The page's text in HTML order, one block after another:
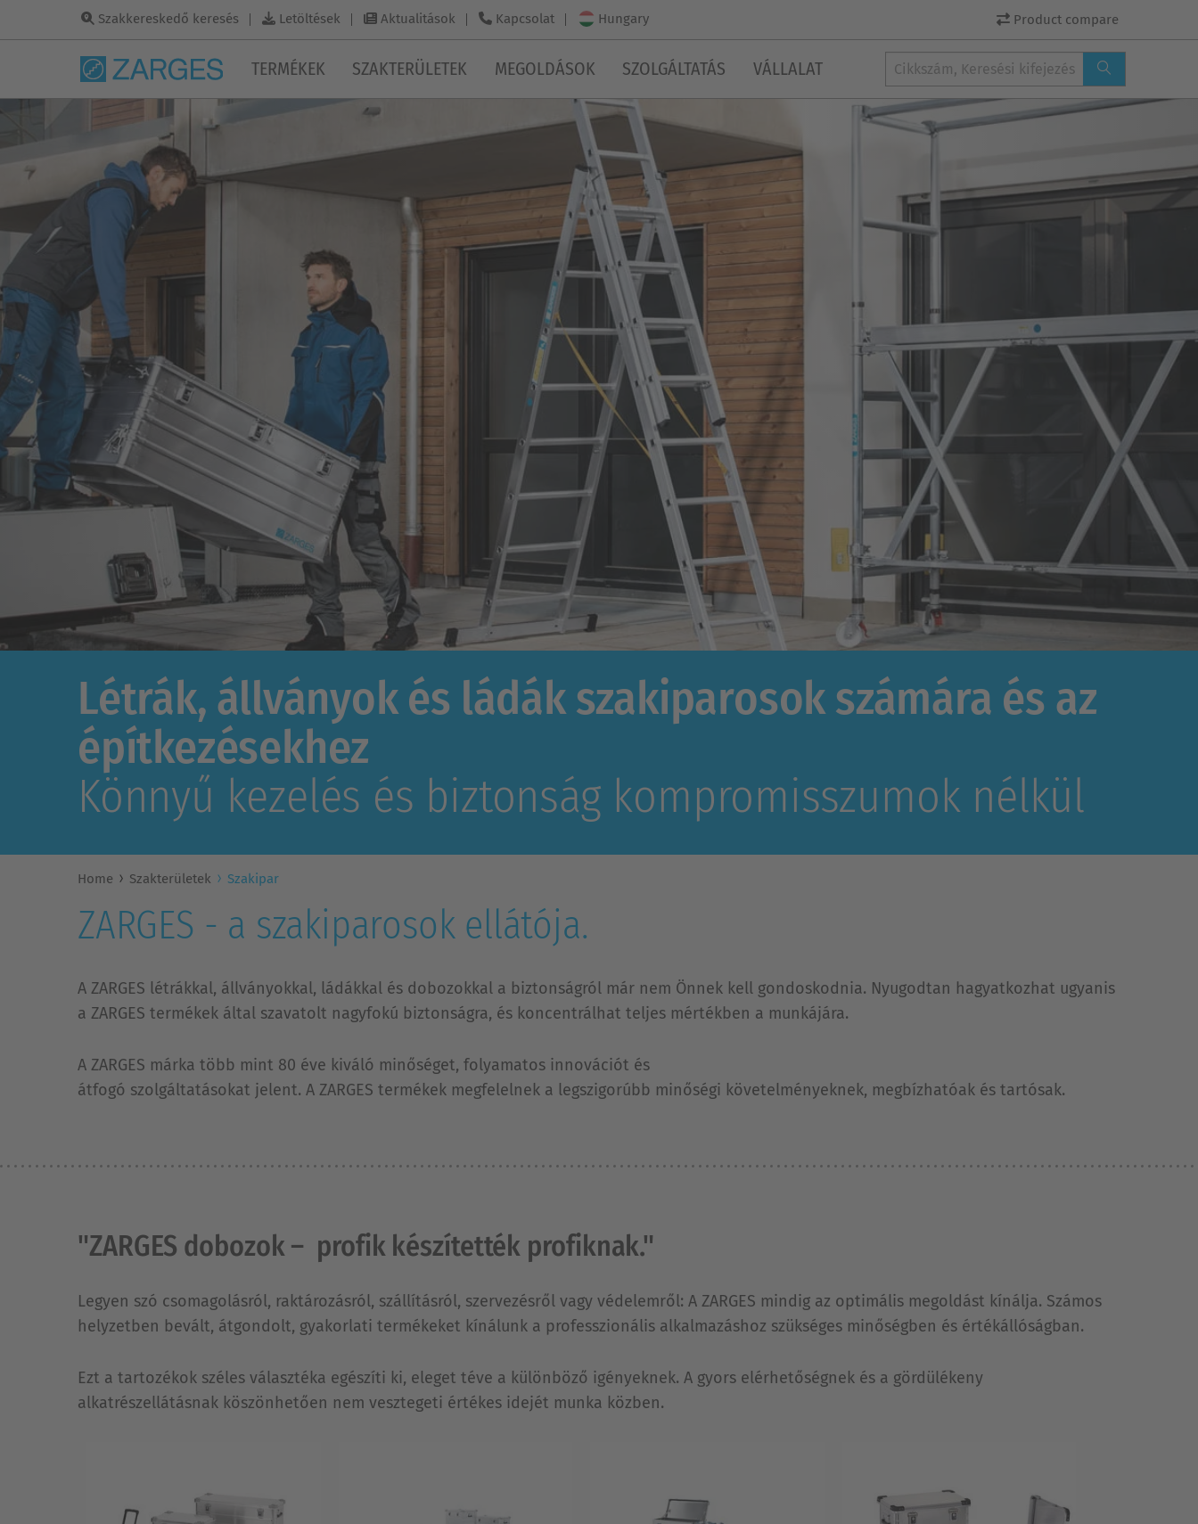
Szakkereskedő keresés Letöltések Aktualitások Kapcsolat Hungary Product compare
TERMÉKEK SZAKTERÜLETEK MEGOLDÁSOK SZOLGÁLTATÁS VÁLLALAT
Létrák, állványok és ládák szakiparosok számára és az
építkezésekhez
Könnyű kezelés és biztonság kompromisszumok nélkül
Home Szakterületek Szakipar
ZARGES - a szakiparosok ellátója.
A ZARGES létrákkal, állványokkal, ládákkal és dobozokkal a biztonságról már nem Önnek kell gondoskodnia. Nyugodtan hagyatkozhat ugyanis
a ZARGES termékek által szavatolt nagyfokú biztonságra, és koncentrálhat teljes mértékben a munkájára.
A ZARGES márka több mint 80 éve kiváló minőséget, folyamatos innovációt és
átfogó szolgáltatásokat jelent. A ZARGES termékek megfelelnek a legszigorúbb minőségi követelményeknek, megbízhatóak és tartósak.
"ZARGES dobozok – profik készítették profiknak."
Legyen szó csomagolásról, raktározásról, szállításról, szervezésről vagy védelemről: A ZARGES mindig az optimális megoldást kínálja. Számos
helyzetben bevált, átgondolt, gyakorlati termékeket kínálunk a professzionális alkalmazáshoz szükséges minőségben és értékállóságban.
Ezt a tartozékok széles választéka egészíti ki, eleget téve a különböző igényeknek. A gyors elérhetőségnek és a gördülékeny
alkatrészellátásnak köszönhetően nem vesztegeti értékes idejét munka közben.